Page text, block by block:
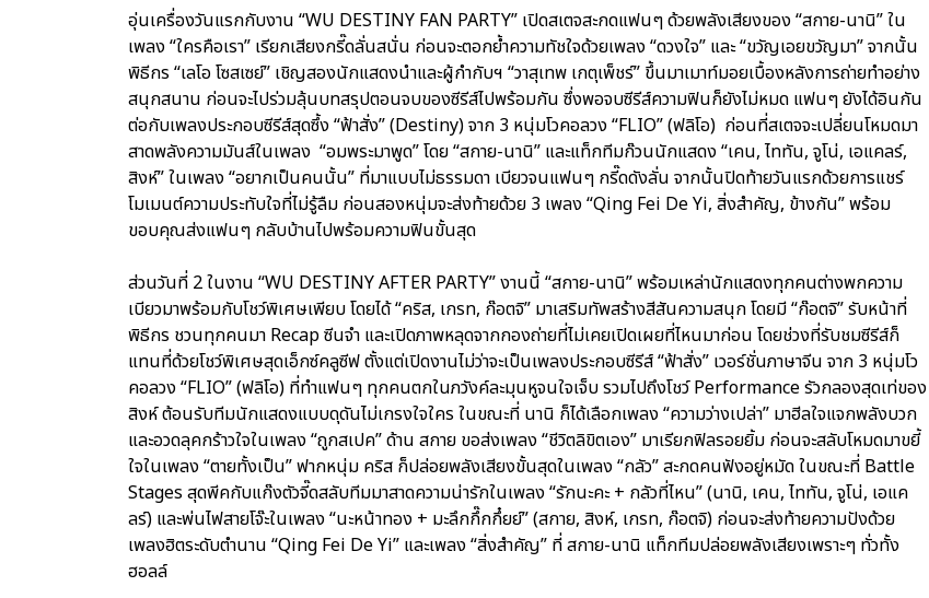
อุ่นเครื่องวันแรกกับงาน “WU DESTINY FAN PARTY” เปิดสเตจสะกดแฟนๆ ด้วยพลังเสียงของ “สกาย-นานิ” ใน
เพลง “ใครคือเรา” เรียกเสียงกรี๊ดลั่นสนั่น ก่อนจะตอกย้ำความทัชใจด้วยเพลง “ดวงใจ” และ “ขวัญเอยขวัญมา” จากนั้น
พิธีกร “เลโอ โซสเซย์” เชิญสองนักแสดงนำและผู้กำกับฯ “วาสุเทพ เกตุเพ็ชร์” ขึ้นมาเมาท์มอยเบื้องหลังการถ่ายทำอย่าง
สนุกสนาน ก่อนจะไปร่วมลุ้นบทสรุปตอนจบของซีรีส์ไปพร้อมกัน ซึ่งพอจบซีรีส์ความฟินก็ยังไม่หมด แฟนๆ ยังได้อินกัน
ต่อกับเพลงประกอบซีรีส์สุดซึ้ง “ฟ้าสั่ง” (Destiny) จาก 3 หนุ่มโวคอลวง “FLIO” (ฟลิโอ) ก่อนที่สเตจจะเปลี่ยนโหมดมา
สาดพลังความมันส์ในเพลง “อมพระมาพูด” โดย “สกาย-นานิ” และแท็กทีมก๊วนนักแสดง “เคน, ไททัน, จูโน่, เอแคลร์,
สิงห์” ในเพลง “อยากเป็นคนนั้น” ที่มาแบบไม่ธรรมดา เบียวจนแฟนๆ กรี๊ดดังลั่น จากนั้นปิดท้ายวันแรกด้วยการแชร์
โมเมนต์ความประทับใจที่ไม่รู้ลืม ก่อนสองหนุ่มจะส่งท้ายด้วย 3 เพลง “Qing Fei De Yi, สิ่งสำคัญ, ข้างกัน” พร้อม
ขอบคุณส่งแฟนๆ กลับบ้านไปพร้อมความฟินขั้นสุด
ส่วนวันที่ 2 ในงาน “WU DESTINY AFTER PARTY” งานนี้ “สกาย-นานิ” พร้อมเหล่านักแสดงทุกคนต่างพกความ
เบียวมาพร้อมกับโชว์พิเศษเพียบ โดยได้ “คริส, เกรท, ก๊อตจิ” มาเสริมทัพสร้างสีสันความสนุก โดยมี “ก๊อตจิ” รับหน้าที่
พิธีกร ชวนทุกคนมา Recap ซีนจำ และเปิดภาพหลุดจากกองถ่ายที่ไม่เคยเปิดเผยที่ไหนมาก่อน โดยช่วงที่รับชมซีรีส์ก็
แทนที่ด้วยโชว์พิเศษสุดเอ็กซ์คลูซีฟ ตั้งแต่เปิดงานไม่ว่าจะเป็นเพลงประกอบซีรีส์ “ฟ้าสั่ง” เวอร์ชั่นภาษาจีน จาก 3 หนุ่มโว
คอลวง “FLIO” (ฟลิโอ) ที่ทำแฟนๆ ทุกคนตกในภวังค์ละมุนหูจนใจเจ็บ รวมไปถึงโชว์ Performance รัวกลองสุดเท่ของ
สิงห์ ต้อนรับทีมนักแสดงแบบดุดันไม่เกรงใจใคร ในขณะที่ นานิ ก็ได้เลือกเพลง “ความว่างเปล่า” มาฮีลใจแจกพลังบวก
และอวดลุคกร้าวใจในเพลง “ถูกสเปค” ด้าน สกาย ขอส่งเพลง “ชีวิตลิขิตเอง” มาเรียกฟิลรอยยิ้ม ก่อนจะสลับโหมดมาขยี้
ใจในเพลง “ตายทั้งเป็น” ฟากหนุ่ม คริส ก็ปล่อยพลังเสียงขั้นสุดในเพลง “กลัว” สะกดคนฟังอยู่หมัด ในขณะที่ Battle
Stages สุดพีคกับแก๊งตัวจี๊ดสลับทีมมาสาดความน่ารักในเพลง “รักนะคะ + กลัวที่ไหน” (นานิ, เคน, ไททัน, จูโน่, เอแค
ลร์) และพ่นไฟสายโจ๊ะในเพลง “นะหน้าทอง + มะลึกกึ๊กกึ๋ยย์” (สกาย, สิงห์, เกรท, ก๊อตจิ) ก่อนจะส่งท้ายความปังด้วย
เพลงฮิตระดับตำนาน “Qing Fei De Yi” และเพลง “สิ่งสำคัญ” ที่ สกาย-นานิ แท็กทีมปล่อยพลังเสียงเพราะๆ ทั่วทั้ง
ฮอลล์